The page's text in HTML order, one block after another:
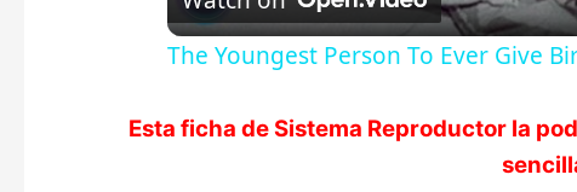
a
V
The Youngest Person To Ever Give
Esta ficha deSistema Reproductorla